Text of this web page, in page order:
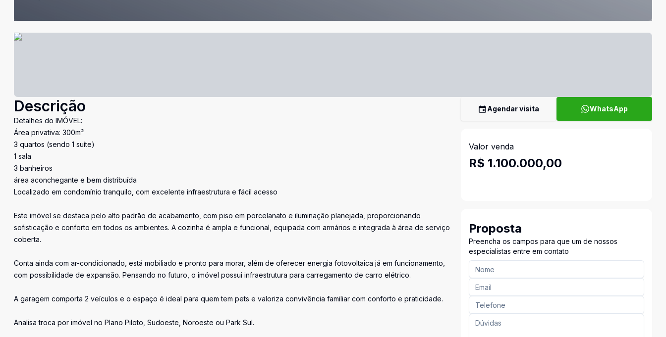
Descrição
Detalhes do IMÓVEL:
Área privativa: 300m²
3 quartos (sendo 1 suíte)
1 sala
3 banheiros
área aconchegante e bem distribuída
Localizado em condomínio tranquilo, com excelente infraestrutura e fácil acesso
Este imóvel se destaca pelo alto padrão de acabamento, com piso em porcelanato e iluminação planejada, proporcionando
sofisticação e conforto em todos os ambientes. A cozinha é ampla e funcional, equipada com armários e integrada à área de serviço
coberta.
Conta ainda com ar-condicionado, está mobiliado e pronto para morar, além de oferecer energia fotovoltaica já em funcionamento,
com possibilidade de expansão. Pensando no futuro, o imóvel possui infraestrutura para carregamento de carro elétrico.
A garagem comporta 2 veículos e o espaço é ideal para quem tem pets e valoriza convivência familiar com conforto e praticidade.
Analisa troca por imóvel no Plano Piloto, Sudoeste, Noroeste ou Park Sul.
Agendar visita WhatsApp
Valor venda
R$ 1.100.000,00
Proposta
Preencha os campos para que um de nossos
especialistas entre em contato